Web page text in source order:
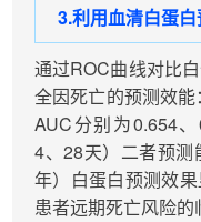
3.利用血清白蛋
通过ROC曲线对比
全因死亡的预测效
AUC分别为0.654
4、28天）二者预测
年）白蛋白预测效
患者远期死亡风险的